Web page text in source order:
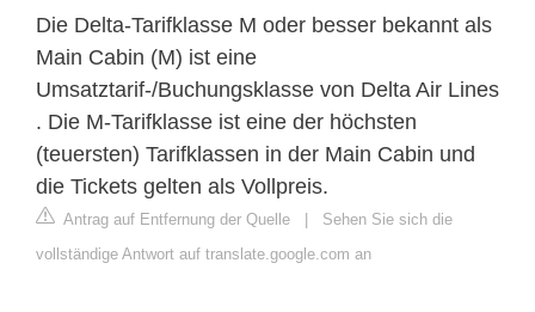
Die Delta-Tarifklasse M oder besser bekannt als
Main Cabin (M) ist eine
Umsatztarif-/Buchungsklasse von Delta Air Lines
. Die M-Tarifklasse ist eine der höchsten
(teuersten) Tarifklassen in der Main Cabin und
die Tickets gelten als Vollpreis.
Antrag auf Entfernung der Quelle | Sehen Sie sich die
vollständige Antwort auf translate.google.com an